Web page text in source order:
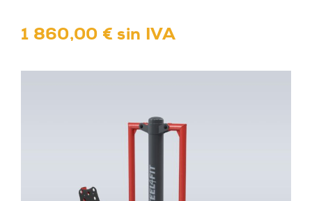
1 860,00 € sin IVA